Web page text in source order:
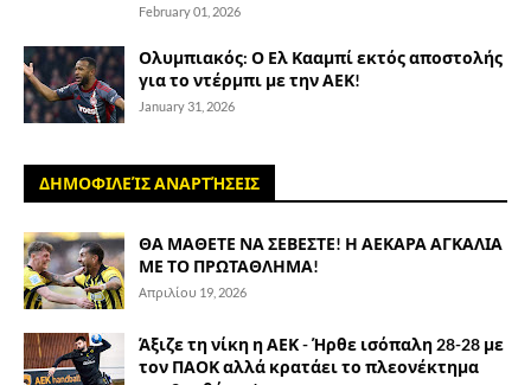
February 01, 2026
Ολυμπιακός: Ο Ελ Κααμπί εκτός αποστολής
για το ντέρμπι με την ΑΕΚ!
January 31, 2026
ΔΗΜΟΦΙΛΕΊΣ ΑΝΑΡΤΉΣΕΙΣ
ΘΑ ΜΑΘΕΤΕ ΝΑ ΣΕΒΕΣΤΕ! Η ΑΕΚΑΡΑ ΑΓΚΑΛΙΑ
ΜΕ ΤΟ ΠΡΩΤΑΘΛΗΜΑ!
Απριλίου 19, 2026
Άξιζε τη νίκη η ΑΕΚ - Ήρθε ισόπαλη 28-28 με
τον ΠΑΟΚ αλλά κρατάει το πλεονέκτημα